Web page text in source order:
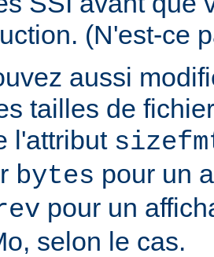
(N'est-ce
aussi
tailles de
l'attribut
bytes pour un
pour un
selon le cas.